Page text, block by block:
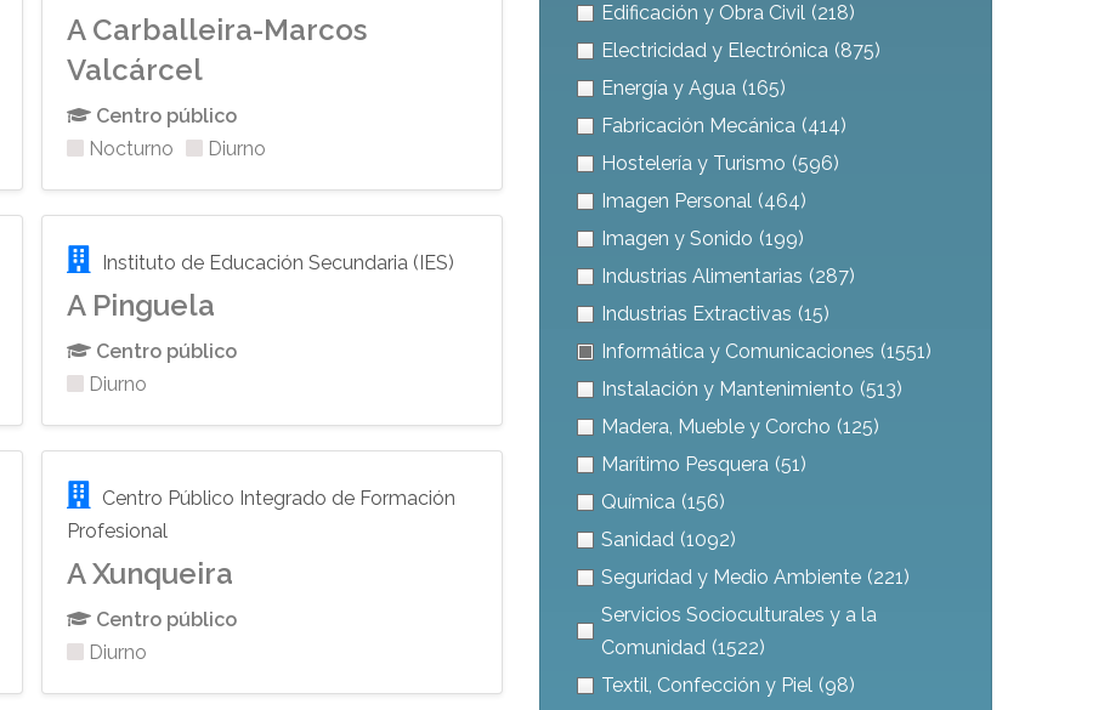
A Carballeira-Marcos
Valcárcel
Centro público
Nocturno
Diurno
Instituto de Educación Secundaria (IES)
A Pinguela
Centro público
Diurno
Centro Público Integrado de Formación
Profesional
A Xunqueira
Centro público
Diurno
Edificación y Obra Civil (218)
Electricidad y Electrónica (875)
Energía y Agua (165)
Fabricación Mecánica (414)
Hostelería y Turismo (596)
Imagen Personal (464)
Imagen y Sonido (199)
Industrias Alimentarias (287)
Industrias Extractivas (15)
Informática y Comunicaciones (1551)
Instalación y Mantenimiento (513)
Madera, Mueble y Corcho (125)
Marítimo Pesquera (51)
Química (156)
Sanidad (1092)
Seguridad y Medio Ambiente (221)
Servicios Socioculturales y a la
Comunidad (1522)
Textil, Confección y Piel (98)